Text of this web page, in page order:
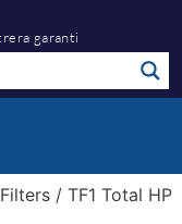
garanti
Filters/ TF1 Total HP